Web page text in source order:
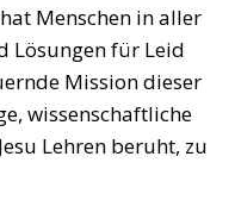
Menschen in aller
Lösungen für Leid
Mission dieser
wissenschaftliche
Lehren beruht, zu